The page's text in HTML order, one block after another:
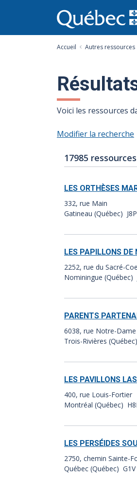
au
contenu
Accueil Autres ressources
Voici les ressources
Modifier la recherche
Nombre
de
résultats
17985 ressources
Index
des
résultats:
LES ORTHÈSES
332, rue Main
Gatineau (Québec)
LES PAPILLONS DE
2252, rue du Sacré-
Nominingue (Québec)
PARENTS
6038, rue Notre-
Trois-Rivières
LES PAVILLONS
400, rue Louis-Fortier
Montréal (Québec)
LES PERSÉIDES
2750, chemin Sainte-
Québec (Québec) G1V